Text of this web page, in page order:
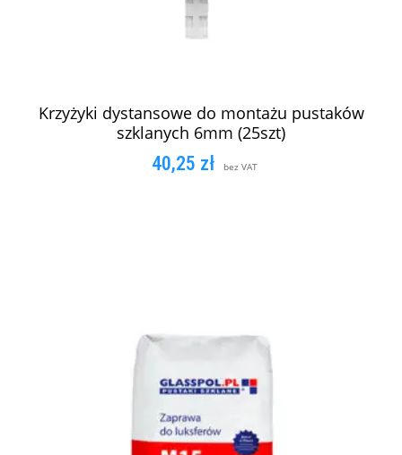
Krzyżyki dystansowe do montażu pustaków
szklanych 6mm (25szt)
40,25 zł bez VAT